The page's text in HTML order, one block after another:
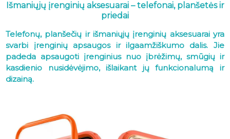
Išmaniųjų įrenginių aksesuarai – telefonai, planšetės ir
priedai
Telefonų, planšečių ir išmaniųjų įrenginių aksesuarai yra
svarbi įrenginių apsaugos ir ilgaamžiškumo dalis. Jie
padeda apsaugoti įrenginius nuo įbrėžimų, smūgių ir
kasdienio nusidėvėjimo, išlaikant jų funkcionalumą ir
dizainą.